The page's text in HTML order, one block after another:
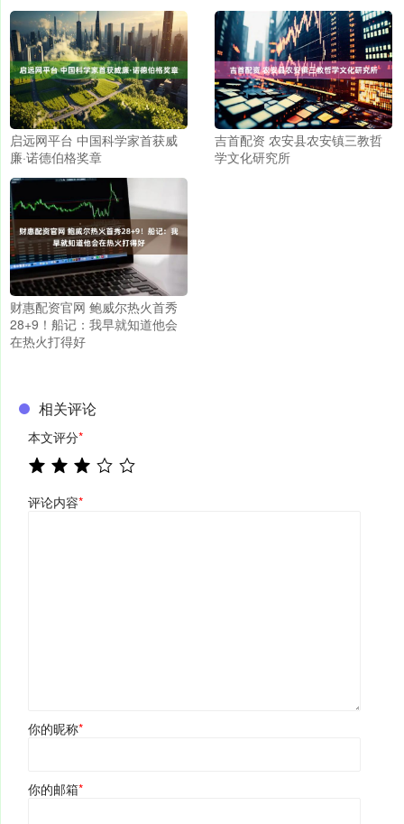
启远网平台 中国科学家首获威
廉·诺德伯格奖章
吉首配资 农安县农安镇三教哲
学文化研究所
财惠配资官网 鲍威尔热火首秀
28+9！船记：我早就知道他会
在热火打得好
相关评论
本文评分*
评论内容*
你的昵称*
你的邮箱*